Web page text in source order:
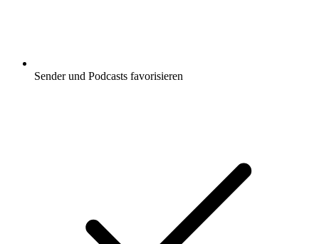
Sender und Podcasts favorisieren